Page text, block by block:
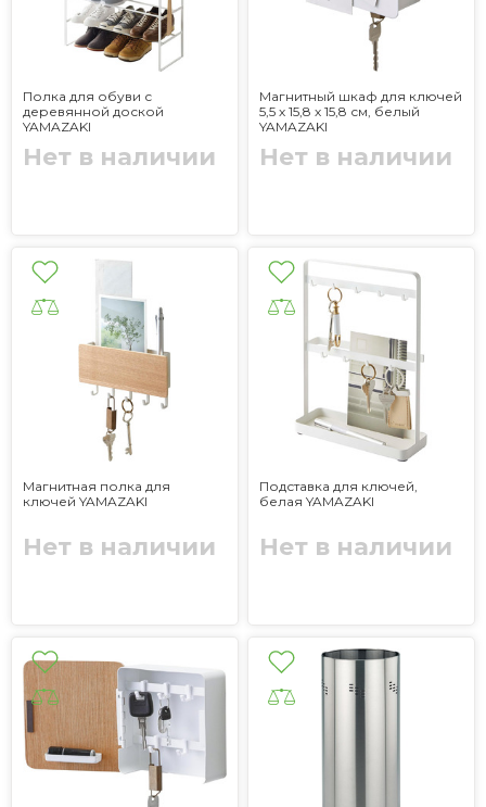
Полка для обуви с
деревянной доской
YAMAZAKI
Нет в наличии
Магнитный шкаф для ключей
5,5 х 15,8 х 15,8 см, белый
YAMAZAKI
Нет в наличии
Магнитная полка для
ключей YAMAZAKI
Нет в наличии
Подставка для ключей,
белая YAMAZAKI
Нет в наличии